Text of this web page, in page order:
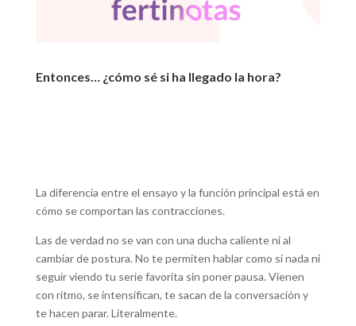
Entonces… ¿cómo sé si ha llegado la hora?
La diferencia entre el ensayo y la función principal está en
cómo se comportan las contracciones.
Las de verdad no se van con una ducha caliente ni al
cambiar de postura. No te permiten hablar como si nada ni
seguir viendo tu serie favorita sin poner pausa. Vienen
con ritmo, se intensifican, te sacan de la conversación y
te hacen parar. Literalmente.